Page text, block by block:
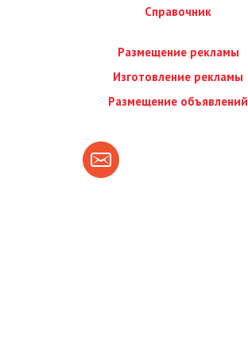
Справочник
Размещение рекламы
Изготовление рекламы
Размещение объявлений